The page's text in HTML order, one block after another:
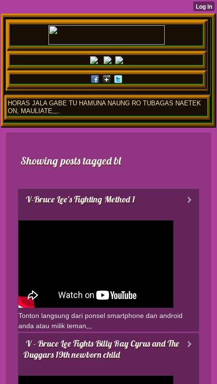
HORAS JALA GABE TU HAMUNA NAUNG RO TUBAGAS NAETEK
ON, MAULIATE,,,.
Showing posts tagged bl
V-Bruce Lee's Fighting Method 1
Tonton langsung dari ponsel smartphone dan android
anda atau milik teman,,,
V - Bruce Lee Fights Billy Ray Cyrus and The
Duggars 19th newborn child